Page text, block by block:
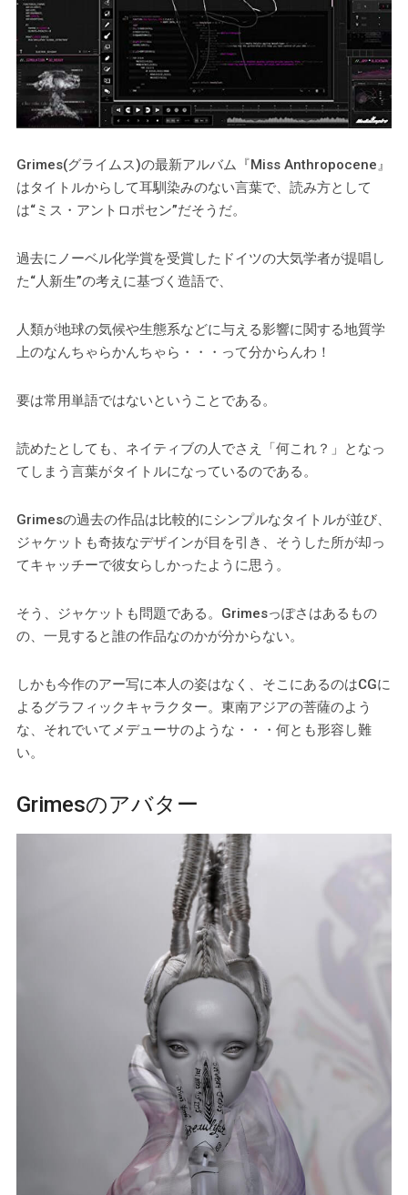
Grimes(グライムス)の最新アルバム『Miss Anthropocene』
はタイトルからして耳馴染みのない言葉で、読み方として
は“ミス・アントロポセン”だそうだ。
過去にノーベル化学賞を受賞したドイツの大気学者が提唱し
た“人新生”の考えに基づく造語で、
人類が地球の気候や生態系などに与える影響に関する地質学
上のなんちゃらかんちゃら・・・って分からんわ！
要は常用単語ではないということである。
読めたとしても、ネイティブの人でさえ「何これ？」となっ
てしまう言葉がタイトルになっているのである。
Grimesの過去の作品は比較的にシンプルなタイトルが並び、
ジャケットも奇抜なデザインが目を引き、そうした所が却っ
てキャッチーで彼女らしかったように思う。
そう、ジャケットも問題である。Grimesっぽさはあるもの
の、一見すると誰の作品なのかが分からない。
しかも今作のアー写に本人の姿はなく、そこにあるのはCGに
よるグラフィックキャラクター。東南アジアの菩薩のよう
な、それでいてメデューサのような・・・何とも形容し難
い。
Grimesのアバター